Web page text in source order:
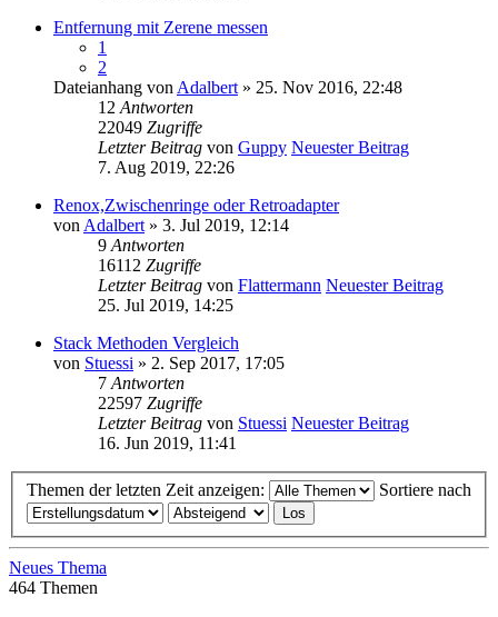
Entfernung mit Zerene messen
1
2
Dateianhang von Adalbert » 25. Nov 2016, 22:48
12 Antworten
22049 Zugriffe
Letzter Beitrag von Guppy Neuester Beitrag
7. Aug 2019, 22:26
Renox,Zwischenringe oder Retroadapter
von Adalbert » 3. Jul 2019, 12:14
9 Antworten
16112 Zugriffe
Letzter Beitrag von Flattermann Neuester Beitrag
25. Jul 2019, 14:25
Stack Methoden Vergleich
von Stuessi » 2. Sep 2017, 17:05
7 Antworten
22597 Zugriffe
Letzter Beitrag von Stuessi Neuester Beitrag
16. Jun 2019, 11:41
Themen der letzten Zeit anzeigen: Sortiere nach
Neues Thema
464 Themen